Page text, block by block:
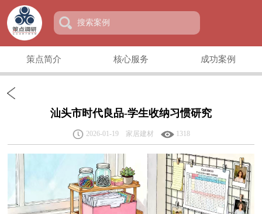
策点简介 核心服务 成功案例
汕头市时代良品-学生收纳习惯研究
2026-01-19 家居建材 1318